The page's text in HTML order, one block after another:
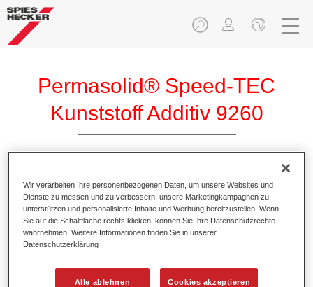
Permasolid® Speed-TEC
Kunststoff Additiv 9260
Produktmerkmale
Produktvariante
Wir verarbeiten Ihre personenbezogenen Daten, um unsere Websites und
Dienste zu messen und zu verbessern, unsere Marketingkampagnen zu
unterstützen und personalisierte Inhalte und Werbung bereitzustellen. Wenn
Sie auf die Schaltfläche rechts klicken, können Sie Ihre Datenschutzrechte
wahrnehmen. Weitere Informationen finden Sie in unserer
Datenschutzerklärung
Alle ablehnen Cookies akzeptieren